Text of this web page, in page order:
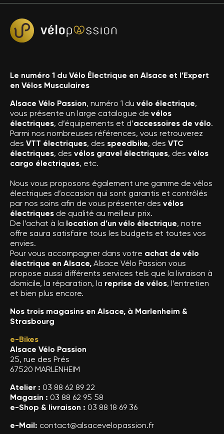
Le numéro 1 du Vélo Électrique en Alsace et l’Expert
en Vélos Musculaires
Alsace Vélo Passion, numéro 1 du vélo électrique,
vous présente un large catalogue de vélos
électriques, d’équipements et d’accessoires de vélo.
Parmi nos nombreuses références, vous retrouverez
des VTT électriques, des speedbike, des VTC
électriques, des vélos gravel électriques, des vélos
cargo électriques, etc.
Nous vous proposons également une gamme de vélos
électriques d’occasion qui sont garantis et contrôlés
par nos soins afin de vous présenter des vélos
électriques de qualité au meilleur prix.
De l’achat à la location d’un vélo électrique, notre
offre saura satisfaire tous les budgets et toutes vos
envies.
Pour vous accompagner dans votre achat de vélo
électrique en Alsace, Alsace Vélo Passion vous
propose aussi différents services tels que la livraison à
domicile, la réparation, la reprise de vélos, l’entretien
et bien plus encore.
Nos trois magasins en Alsace, à Marlenheim &
Strasbourg
e-Bikes
Alsace Vélo Passion
25, rue des Prés
67520 MARLENHEIM
Atelier : 03 88 62 89 22
Magasin : 03 88 62 95 58
e-Shop & livraison : 03 88 18 69 36
e-Mail: contact@alsacevelopassion.fr